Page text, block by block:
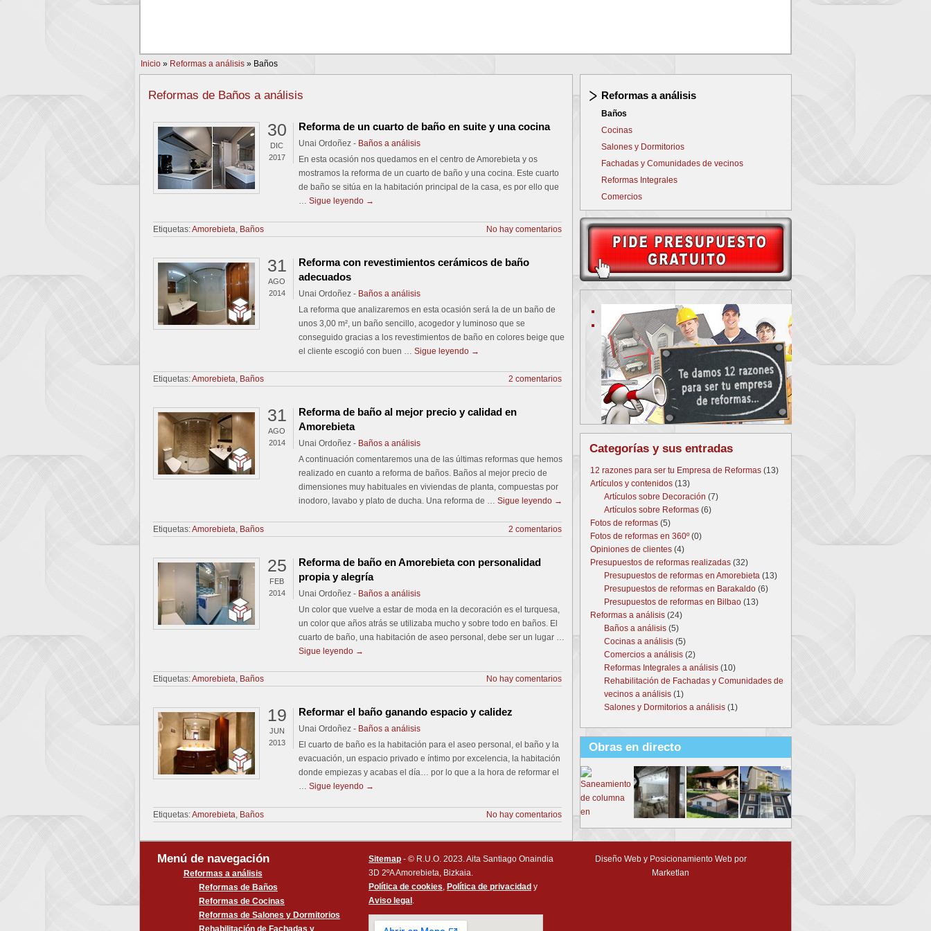
Inicio » Reformas a análisis » Baños
Reformas de Baños a análisis
30
DIC
2017
Reforma de un cuarto de baño en suite y una cocina
Unai Ordoñez - Baños a análisis
En esta ocasión nos quedamos en el centro de Amorebieta y os
mostramos la reforma de un cuarto de baño y una cocina. Este cuarto
de baño se sitúa en la habitación principal de la casa, es por ello que
… Sigue leyendo →
Etiquetas:Amorebieta Baños No hay comentarios
31
AGO
2014
Reforma con revestimientos cerámicos de baño
adecuados
Unai Ordoñez - Baños a análisis
La reforma que analizaremos en esta ocasión será la de un baño de
unos 3,00 m², un baño sencillo, acogedor y luminoso que se
conseguido gracias a los revestimientos de baño en colores beige que
el cliente escogió con buen … Sigue leyendo →
Etiquetas:Amorebieta, Baños 2 comentarios
31
AGO
2014
Reforma de baño al mejor precio y calidad en
Amorebieta
Unai Ordoñez - Baños a análisis
A continuación comentaremos una de las últimas reformas que hemos
realizado en cuanto a reforma de baños. Baños al mejor precio de
dimensiones muy habituales en viviendas de planta, compuestas por
inodoro, lavabo y plato de ducha. Una reforma de … Sigue leyendo →
Etiquetas:Amorebieta Baños 2 comentarios
25
FEB
2014
Reforma de baño en Amorebieta con personalidad
propia y alegría
Unai Ordoñez - Baños a análisis
Un color que vuelve a estar de moda en la decoración es el turquesa,
un color que años atrás se utilizaba mucho y sobre todo en baños. El
cuarto de baño, una habitación de aseo personal, debe ser un lugar …
Sigue leyendo →
Etiquetas:Amorebieta, Baños No hay comentarios
19
JUN
2013
Reformar el baño ganando espacio y calidez
Unai Ordoñez - Baños a análisis
El cuarto de baño es la habitación para el aseo personal, el baño y la
evacuación, un espacio privado e íntimo por excelencia, la habitación
donde empiezas y acabas el día… por lo que a la hora de reformar el
… Sigue leyendo →
Etiquetas:Amorebieta Baños No hay comentarios
Reformas a análisis
Baños
Cocinas
Salones y Dormitorios
Fachadas y Comunidades de vecinos
Reformas Integrales
Comercios
Next
Categorías y sus entradas
12 razones para ser tu Empresa de Reformas (13)
Artículos y contenidos (13)
Artículos sobre Decoración (7)
Artículos sobre Reformas (6)
Fotos de reformas (5)
Fotos de reformas en 360º(0)
Opiniones de clientes (4)
Presupuestos de reformas realizadas (32)
Presupuestos de reformas en Amorebieta (13)
Presupuestos de reformas en Barakaldo (6)
Presupuestos de reformas en Bilbao (13)
Reformas a análisis (24)
Baños a análisis (5)
Cocinas a análisis (5)
Comercios a análisis (2)
Reformas Integrales a análisis (10)
Rehabilitación de Fachadas y Comunidades de
vecinos a análisis (1)
Salones y Dormitorios a análisis (1)
Obras en directo
Menú de navegación
Reformas a análisis
Reformas de Baños
Reformas de Cocinas
Reformas de Salones y Dormitorios
Rehabilitación de Fachadas y
Sitemap - © R.U.O. 2023. Aita Santiago Onaindia
3D 2ºA Amorebieta, Bizkaia.
Política de cookies Política de privacidad y
Aviso legal
Diseño Web y Posicionamiento Web por
Marketlan